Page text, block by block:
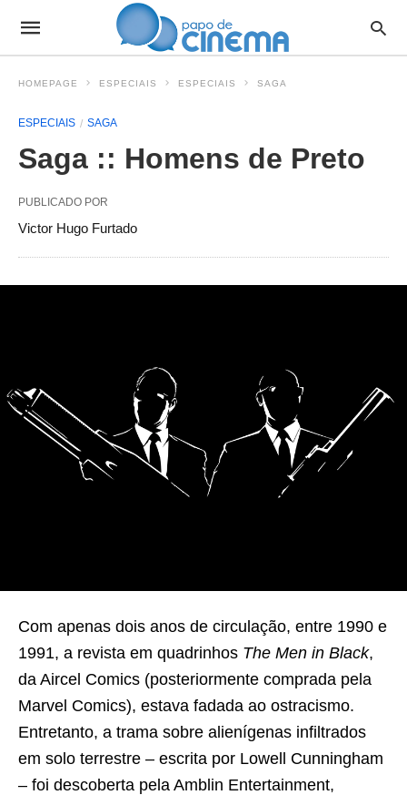
HOMEPAGE ESPECIAIS ESPECIAIS SAGA
ESPECIAIS SAGA
Saga :: Homens de Preto
PUBLICADO POR
Victor Hugo Furtado
Com apenas dois anos de circulação, entre 1990 e
1991, a revista em quadrinhos The Men in Black,
da Aircel Comics (posteriormente comprada pela
Marvel Comics), estava fadada ao ostracismo.
Entretanto, a trama sobre alienígenas infiltrados
em solo terrestre – escrita por Lowell Cunningham
– foi descoberta pela Amblin Entertainment,